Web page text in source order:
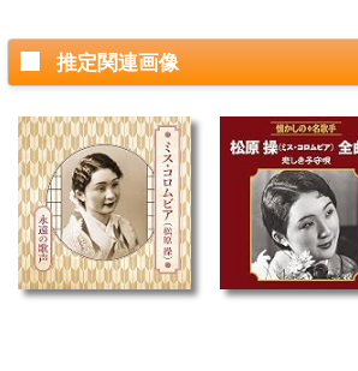
推定関連画像